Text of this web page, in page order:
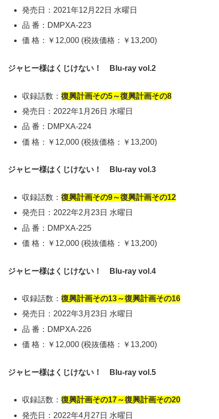
発売日：2021年12月22日 水曜日
品 番：DMPXA-223
価 格：￥12,000 (税抜価格：￥13,200)
ジャヒー様はくじけない！ Blu-ray vol.2
収録話数：復興計画その5～復興計画その8
発売日：2022年1月26日 水曜日
品 番：DMPXA-224
価 格：￥12,000 (税抜価格：￥13,200)
ジャヒー様はくじけない！ Blu-ray vol.3
収録話数：復興計画その9～復興計画その12
発売日：2022年2月23日 水曜日
品 番：DMPXA-225
価 格：￥12,000 (税抜価格：￥13,200)
ジャヒー様はくじけない！ Blu-ray vol.4
収録話数：復興計画その13～復興計画その16
発売日：2022年3月23日 水曜日
品 番：DMPXA-226
価 格：￥12,000 (税抜価格：￥13,200)
ジャヒー様はくじけない！ Blu-ray vol.5
収録話数：復興計画その17～復興計画その20
発売日：2022年4月27日 水曜日